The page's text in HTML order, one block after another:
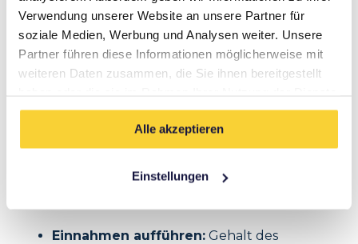
Verwendung unserer Website an unsere Partner für
soziale Medien, Werbung und Analysen weiter. Unsere
Partner führen diese Informationen möglicherweise mit
weiteren Daten zusammen, die Sie ihnen bereitgestellt
gesammelt haben.
Alle akzeptieren
Einstellungen
erwarten Banken eine genaue Übersicht
darüber, wie viel Geld monatlich zur Verfügung
steht und wie viel davon für die Kreditrate
eingeplant ist.
Hier sollte nicht einfach eine grobe Schätzung
abgegeben werden – es lohnt sich, eine richtig
detaillierte Haushaltsrechnung aufzustellen:
Einnahmen aufführen: Gehalt des